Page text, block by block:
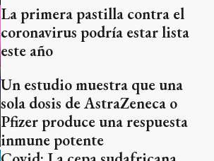
La primera pastilla contra el
coronavirus podría estar lista
este año
Un estudio muestra que una
sola dosis de AstraZeneca o
Pfizer produce una respuesta
inmune potente